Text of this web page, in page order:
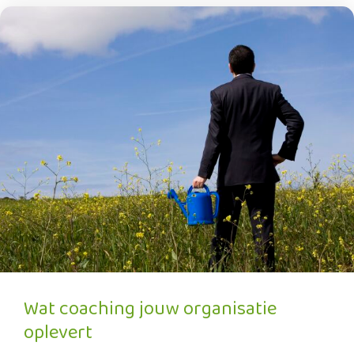
Wat coaching jouw organisatie
oplevert